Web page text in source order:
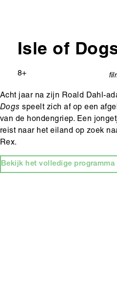
Isle of
Leeftijd
8+
Acht jaar na zijn Roald Dahl-
Dogs speelt zich af op een
van de hondengriep. Een
reist naar het eiland op zoek
Rex.
Bekijk het volledige programma